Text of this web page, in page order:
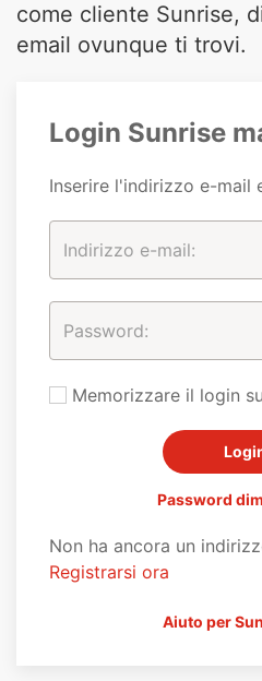
come cliente Sunrise,
email ovunque ti trovi.
Login Sunrise
Inserire l'indirizzo e-mail
Memorizzare il login
Password
Non ha ancora un
Registrarsi ora
Aiuto per